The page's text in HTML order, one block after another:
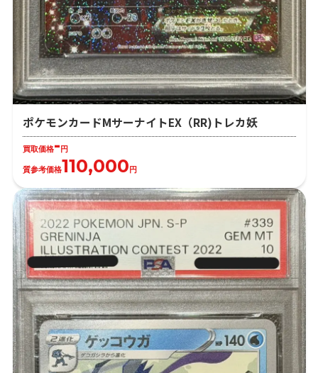
ポケモンカードMサーナイトEX（RR)トレカ妖
買取価格- 円
質参考価格110,000 円